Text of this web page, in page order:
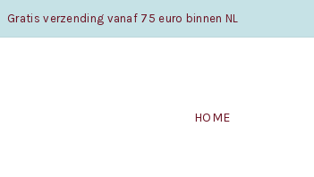
Gratis verzending vanaf 75 euro binnen NL
HOME